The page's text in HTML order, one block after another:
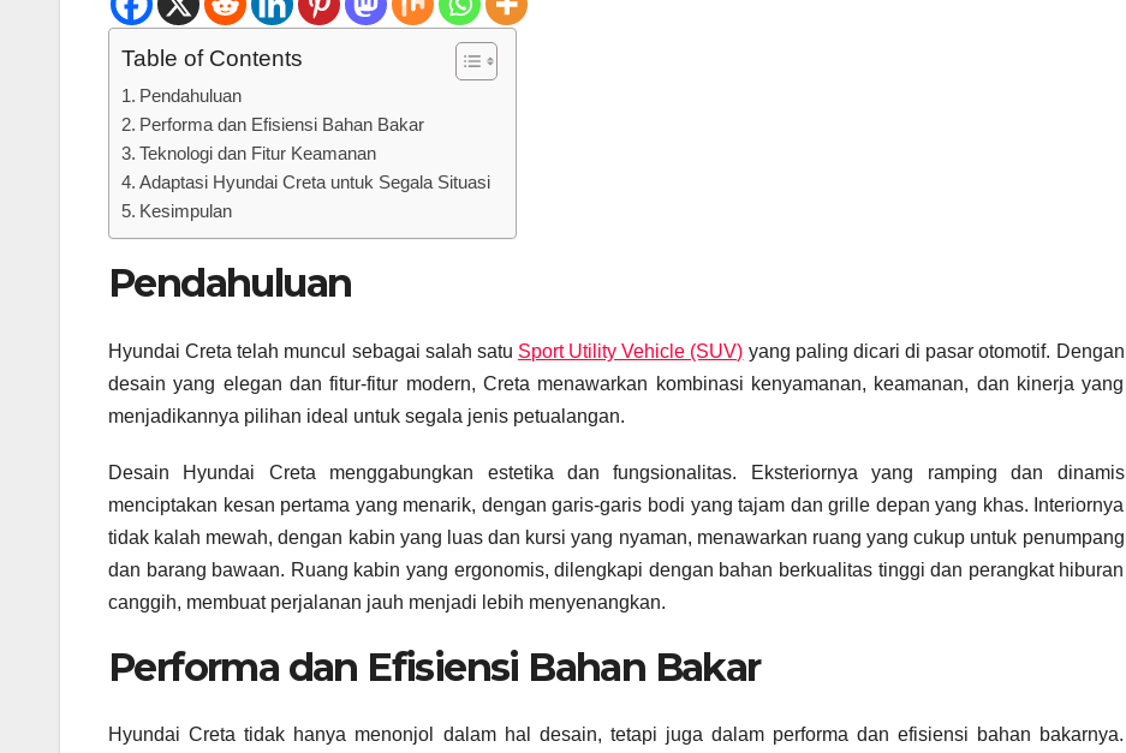
Table of Contents
Pendahuluan
Performa dan Efisiensi Bahan Bakar
Teknologi dan Fitur Keamanan
Adaptasi Hyundai Creta untuk Segala Situasi
Kesimpulan
Pendahuluan
Hyundai Creta telah muncul sebagai salah satu Sport Utility Vehicle (SUV) yang paling dicari di pasar otomotif. Dengan
desain yang elegan dan fitur-fitur modern, Creta menawarkan kombinasi kenyamanan, keamanan, dan kinerja yang
menjadikannya pilihan ideal untuk segala jenis petualangan.
Desain Hyundai Creta menggabungkan estetika dan fungsionalitas. Eksteriornya yang ramping dan dinamis
menciptakan kesan pertama yang menarik, dengan garis-garis bodi yang tajam dan grille depan yang khas. Interiornya
tidak kalah mewah, dengan kabin yang luas dan kursi yang nyaman, menawarkan ruang yang cukup untuk penumpang
dan barang bawaan. Ruang kabin yang ergonomis, dilengkapi dengan bahan berkualitas tinggi dan perangkat hiburan
canggih, membuat perjalanan jauh menjadi lebih menyenangkan.
Performa dan Efisiensi Bahan Bakar
Hyundai Creta tidak hanya menonjol dalam hal desain, tetapi juga dalam performa dan efisiensi bahan bakarnya.